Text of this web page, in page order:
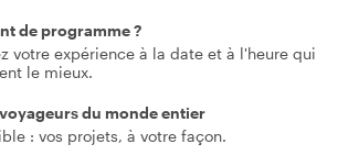
de programme ?
votre expérience à la date et à l'heure qui
le mieux.
du monde entier
: vos projets, à votre façon.